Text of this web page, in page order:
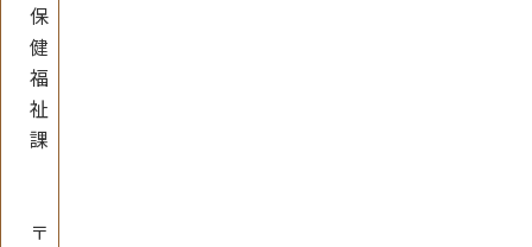
保
健
福
祉
課
〒